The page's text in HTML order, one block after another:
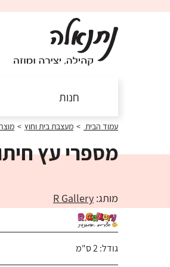
חנות
עמוד הבית > מעצבת בית וחוץ >
מספרי עץ חיתוך
מותג: R Gallery
גודל: 2 ס"מ